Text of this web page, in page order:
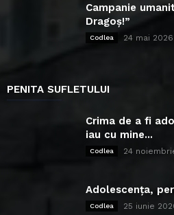
Campanie
Dragoș!”
Codlea 24 mai 2026
PENITA SUFLETULUI
Crima de a fi
iau cu mine...
Codlea 24
Adolescența,
Codlea 25 iunie